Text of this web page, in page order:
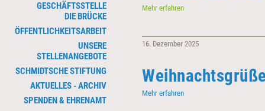
Mehr erfahrenFAIRISTA
16. Dezember 2025
Mehr erfahrenWeihnachtsgrüße
GESCHÄFTSSTELLE
DIE BRÜCKE
ÖFFENTLICHKEITSARBEIT
UNSERE
STELLENANGEBOTE
SCHMIDTSCHE STIFTUNG
AKTUELLES - ARCHIV
SPENDEN & EHRENAMT